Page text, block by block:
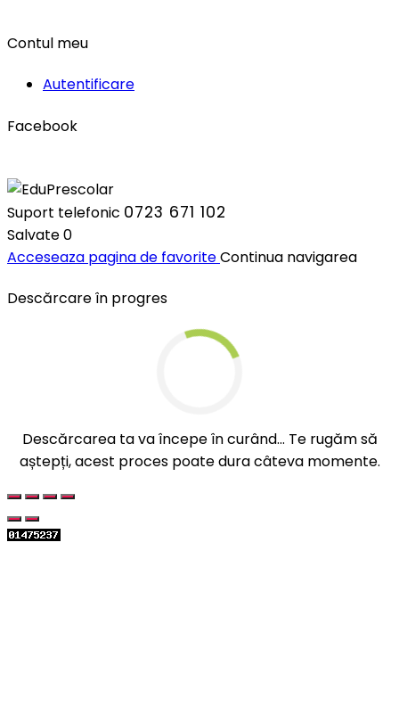
Contul meu
Autentificare
Facebook
Suport telefonic 0723 671 102
Salvate0
Acceseaza pagina de favoriteContinua navigarea
Descărcare în progres
Descărcarea ta va începe în curând... Te rugăm să
aștepți, acest proces poate dura câteva momente.